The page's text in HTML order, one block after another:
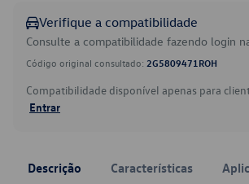
Verifique a compatibilidade
Consulte a compatibilidade fazendo login
Código original consultado: 2G5809471ROH
Compatibilidade disponível apenas para
Entrar
Descrição Características